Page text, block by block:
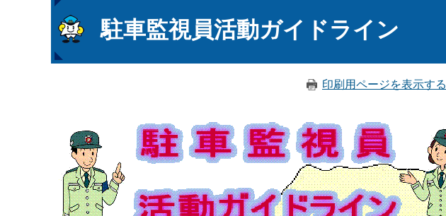
文
駐車監視員活動ガイドライン
印刷用ページを表示する